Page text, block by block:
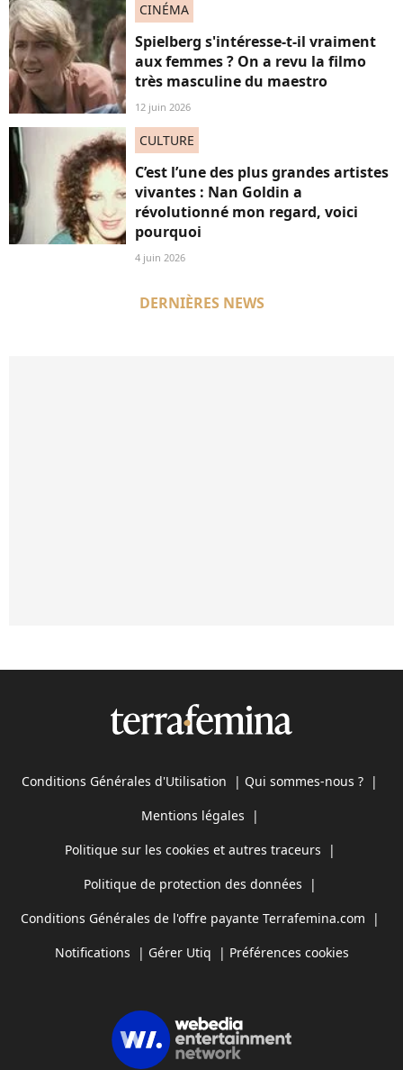
CINÉMA
Spielberg s'intéresse-t-il vraiment
aux femmes ? On a revu la filmo
très masculine du maestro
12 juin 2026
CULTURE
C’est l’une des plus grandes artistes
vivantes : Nan Goldin a
révolutionné mon regard, voici
pourquoi
4 juin 2026
DERNIÈRES NEWS
Conditions Générales d'Utilisation | Qui sommes-nous ? |
Mentions légales |
Politique sur les cookies et autres traceurs |
Politique de protection des données |
Conditions Générales de l'offre payante Terrafemina.com |
Notifications | Gérer Utiq | Préférences cookies